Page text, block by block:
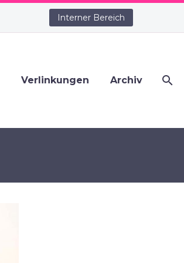
Interner Bereich
Verlinkungen Archiv